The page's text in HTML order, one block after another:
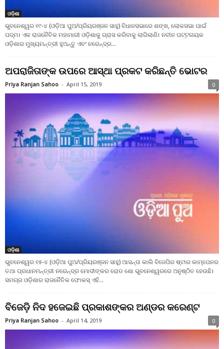
ଓଡ଼ିଶା
ଭୁବନେଶ୍ୱର ୧୯-୪ (ଓଡ଼ିଆ ପୁଅ/ପ୍ରିୟରଞ୍ଜନ ସାହୁ) ବିଧାନସଭାରେ ଶଙ୍ଖ, ଲୋକସଭା ପାଇଁ
ପଦ୍ମ। ଏକ ରାଜନୈତିକ ମହାମାରୀ ଓଡ଼ିଶାକୁ ଗ୍ରାସ କରିବାକୁ ଲାଗିଲାଣି। ନବୀନ ପଟ୍ଟନାୟକ
ଓଡ଼ିଶାର ମୁଖ୍ୟମନ୍ତ୍ରୀ ହୁଅନ୍ତୁ ଏବଂ ନରେନ୍ଦ୍ର...
ଅପରାଜିତାଙ୍କ ଉପରେ ଆସ୍ଥା ପ୍ରକଟ କରିଛନ୍ତି ଭୋଟର
Priya Ranjan Sahoo - April 15, 2019 0
ଓଡ଼ିଶା
ଭୁବନେଶ୍ୱର ୧୫-୪ (ଓଡ଼ିଆ ପୁଅ/ପ୍ରିୟରଞ୍ଜନ ସାହୁ) ଆସନ୍ତା କାଲି ବିଜେପିର ଷ୍ଟାର କାମ୍ପେନର
ତଥା ପ୍ରଧାନମନ୍ତ୍ରୀ ନରେନ୍ଦ୍ର ମୋଦୀଙ୍କର ରୋଡ ଶୋ ଭୁବନେଶ୍ୱରରେ ଅନୁଷ୍ଠିତ ହେଉଛି।
ସମଗ୍ର ଓଡ଼ିଶାର ରାଜନୈତିକ ଫୋକସ୍ ଏହି...
ବିଜେଡ଼ି ନିଦ ହଜେଇଛି ପ୍ରକାଶଙ୍କର ଅଣ୍ଡର କରେଣ୍ଟ
Priya Ranjan Sahoo - April 14, 2019 0